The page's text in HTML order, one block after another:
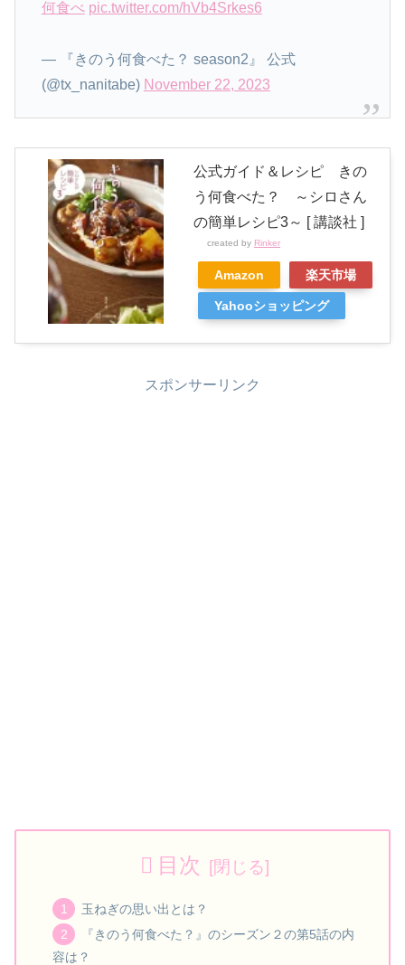
何食べ pic.twitter.com/hVb4Srkes6
— 『きのう何食べた？ season2』 公式
(@tx_nanitabe) November 22, 2023
公式ガイド＆レシピ きの
う何食べた？ ～シロさん
の簡単レシピ3～ [ 講談社 ]
created by Rinker
Amazon 楽天市場
Yahooショッピング
スポンサーリンク
目次
玉ねぎの思い出とは？
『きのう何食べた？』のシーズン２の第5話の内
容は？